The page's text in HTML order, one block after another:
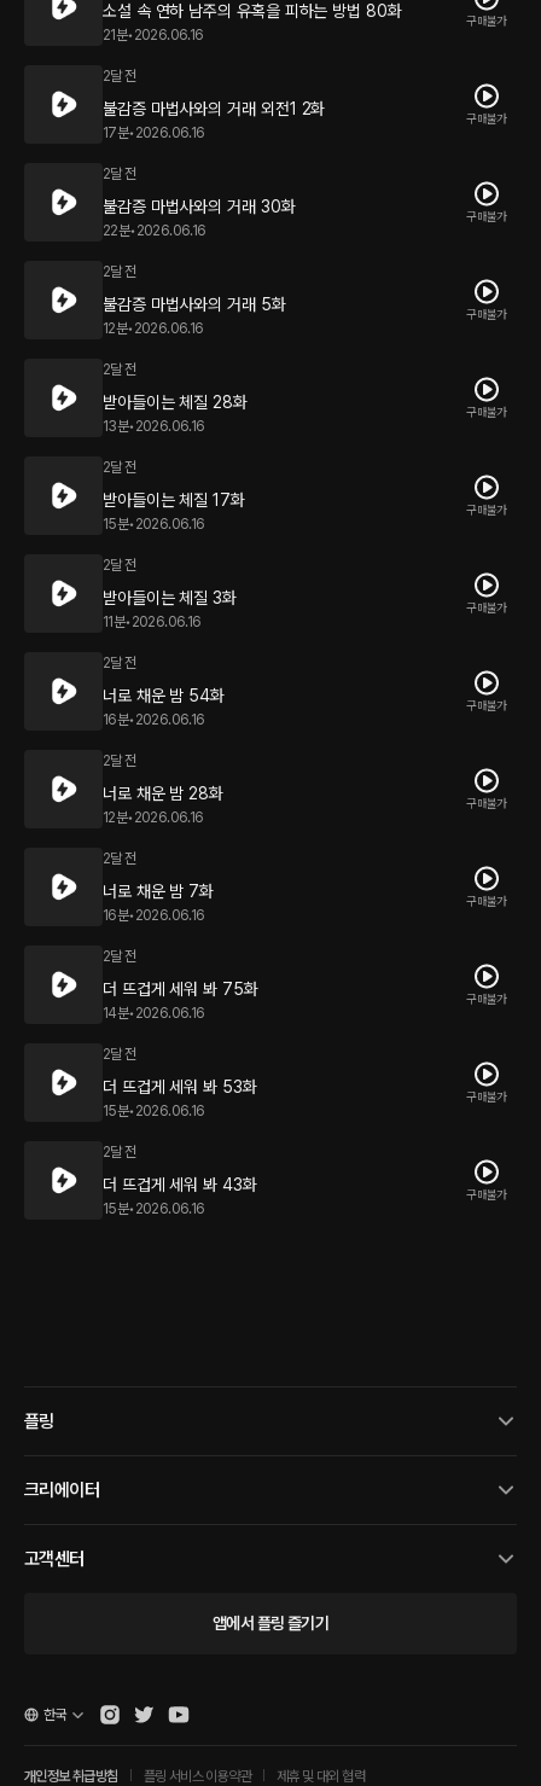
소설 속 연하 남주의 유혹을 피하는 방법 80화
21분• 2026.06.16
구매불가
2달 전
불감증 마법사와의 거래 외전1 2화
17분• 2026.06.16
구매불가
2달 전
불감증 마법사와의 거래 30화
22분• 2026.06.16
구매불가
2달 전
불감증 마법사와의 거래 5화
12분• 2026.06.16
구매불가
2달 전
받아들이는 체질 28화
13분• 2026.06.16
구매불가
2달 전
받아들이는 체질 17화
15분• 2026.06.16
구매불가
2달 전
받아들이는 체질 3화
11분• 2026.06.16
구매불가
2달 전
너로 채운 밤 54화
16분• 2026.06.16
구매불가
2달 전
너로 채운 밤 28화
12분• 2026.06.16
구매불가
2달 전
너로 채운 밤 7화
16분• 2026.06.16
구매불가
2달 전
더 뜨겁게 세워 봐 75화
14분• 2026.06.16
구매불가
2달 전
더 뜨겁게 세워 봐 53화
15분• 2026.06.16
구매불가
2달 전
더 뜨겁게 세워 봐 43화
15분• 2026.06.16
구매불가
플링
크리에이터
고객센터
앱에서 플링 즐기기
개인정보 취급방침 플링 서비스 이용약관 제휴 및 대외 협력
한국